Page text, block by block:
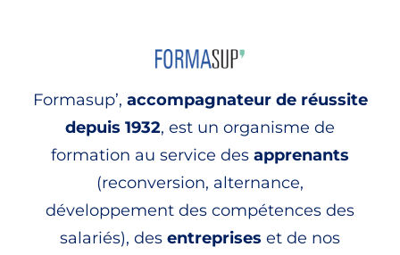
Formasup’, accompagnateur de réussite
depuis 1932, est un organisme de
formation au service des apprenants
(reconversion, alternance,
développement des compétences des
salariés), des entreprises et de nos